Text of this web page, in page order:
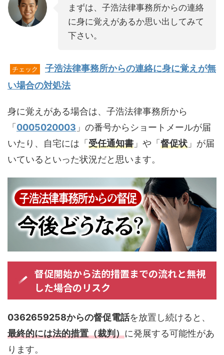
まずは、子浩法律事務所からの連絡
に身に覚えがあるか思い出してみて
下さい。
チェック
子浩法律事務所からの連絡に身に覚えが無
い場合の対処法
身に覚えがある場合は、子浩法律事務所から
「 0005020003 」の番号からショートメールが届
いたり、自宅には「 受任通知書 」や「 督促状 」が届
いているといった状況だと思います。
督促開始から法的措置までの流れと無視
した場合のリスク
0362659258からの督促電話を放置し続けると、
最終的には法的措置（裁判）に発展する可能性があ
ります。